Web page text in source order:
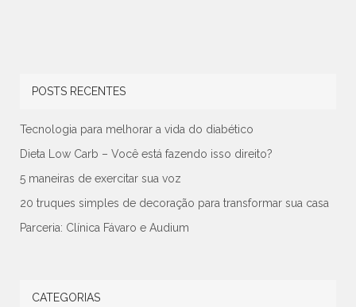
POSTS RECENTES
Tecnologia para melhorar a vida do diabético
Dieta Low Carb – Você está fazendo isso direito?
5 maneiras de exercitar sua voz
20 truques simples de decoração para transformar sua casa
Parceria: Clínica Fávaro e Audium
CATEGORIAS